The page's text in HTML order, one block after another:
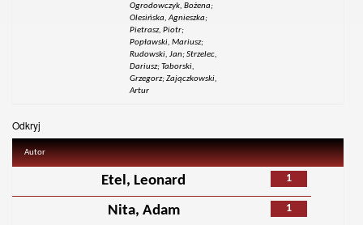
Ogrodowczyk, Bożena;
Olesińska, Agnieszka;
Pietrasz, Piotr;
Popławski, Mariusz;
Rudowski, Jan; Strzelec,
Dariusz; Taborski,
Grzegorz; Zajączkowski,
Artur
Odkryj
Autor
1
Etel, Leonard
1
Nita, Adam